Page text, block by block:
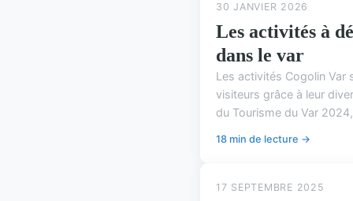
30 JANVIER 2026
Les activités à
dans le var
Les activités Cogolin Var
visiteurs grâce à leur
du Tourisme du Var
18 min de lecture →
17 SEPTEMBRE 2025